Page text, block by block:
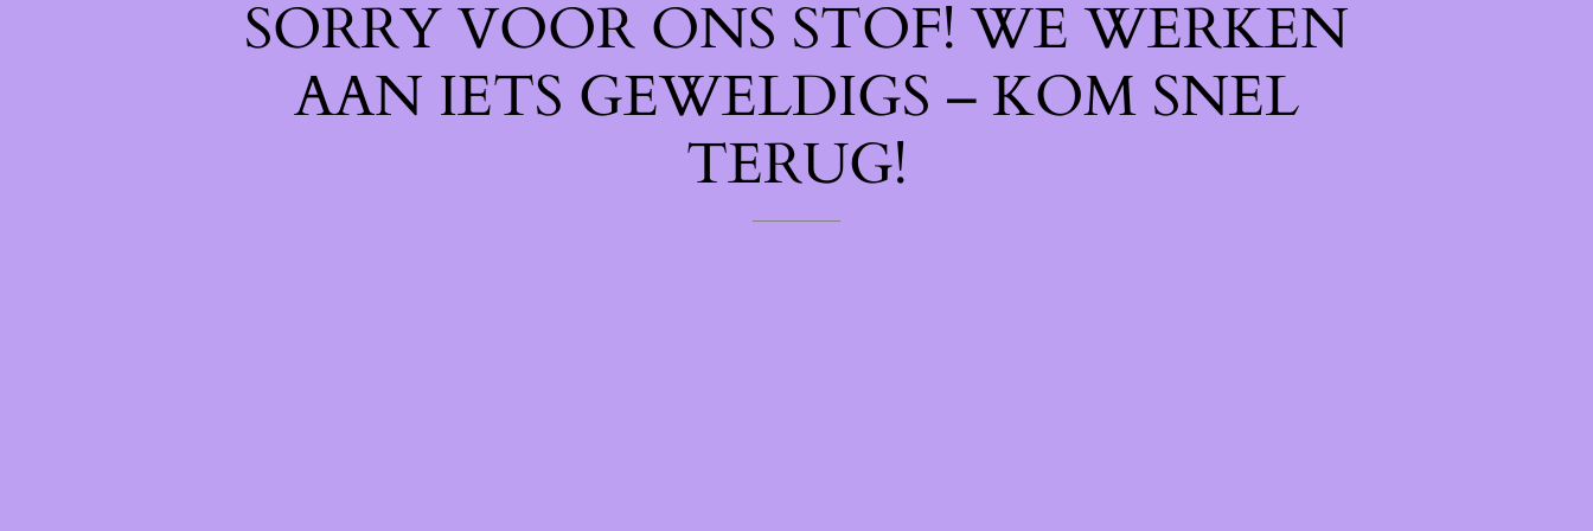
SORRY VOOR ONS STOF! WE WERKEN
AAN IETS GEWELDIGS – KOM SNEL
TERUG!